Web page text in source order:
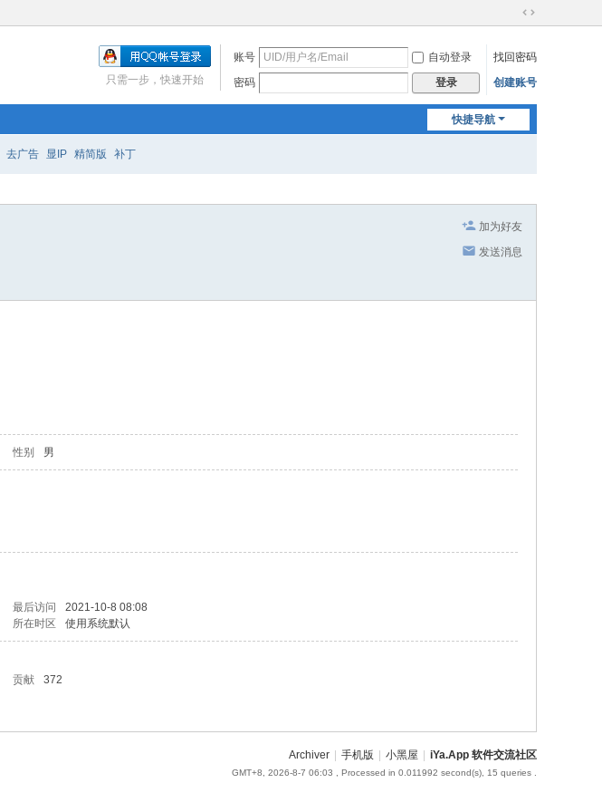
切
到
宽
账号 自动登录
找回密码
密码
登录 创建账号
只需一步，快速开始
快捷导航
去广告 显IP 精简版 补丁
加为好友
发送消息
性别 男
最后访问
2021-10-8 08:08
所在时区 使用系统默认
贡献
372
Archiver 手机版 小黑屋 iYa.App 软件交流社区
GMT+8, 2026-8-7 06:03 , Processed in 0.011992 second(s), 15 queries .